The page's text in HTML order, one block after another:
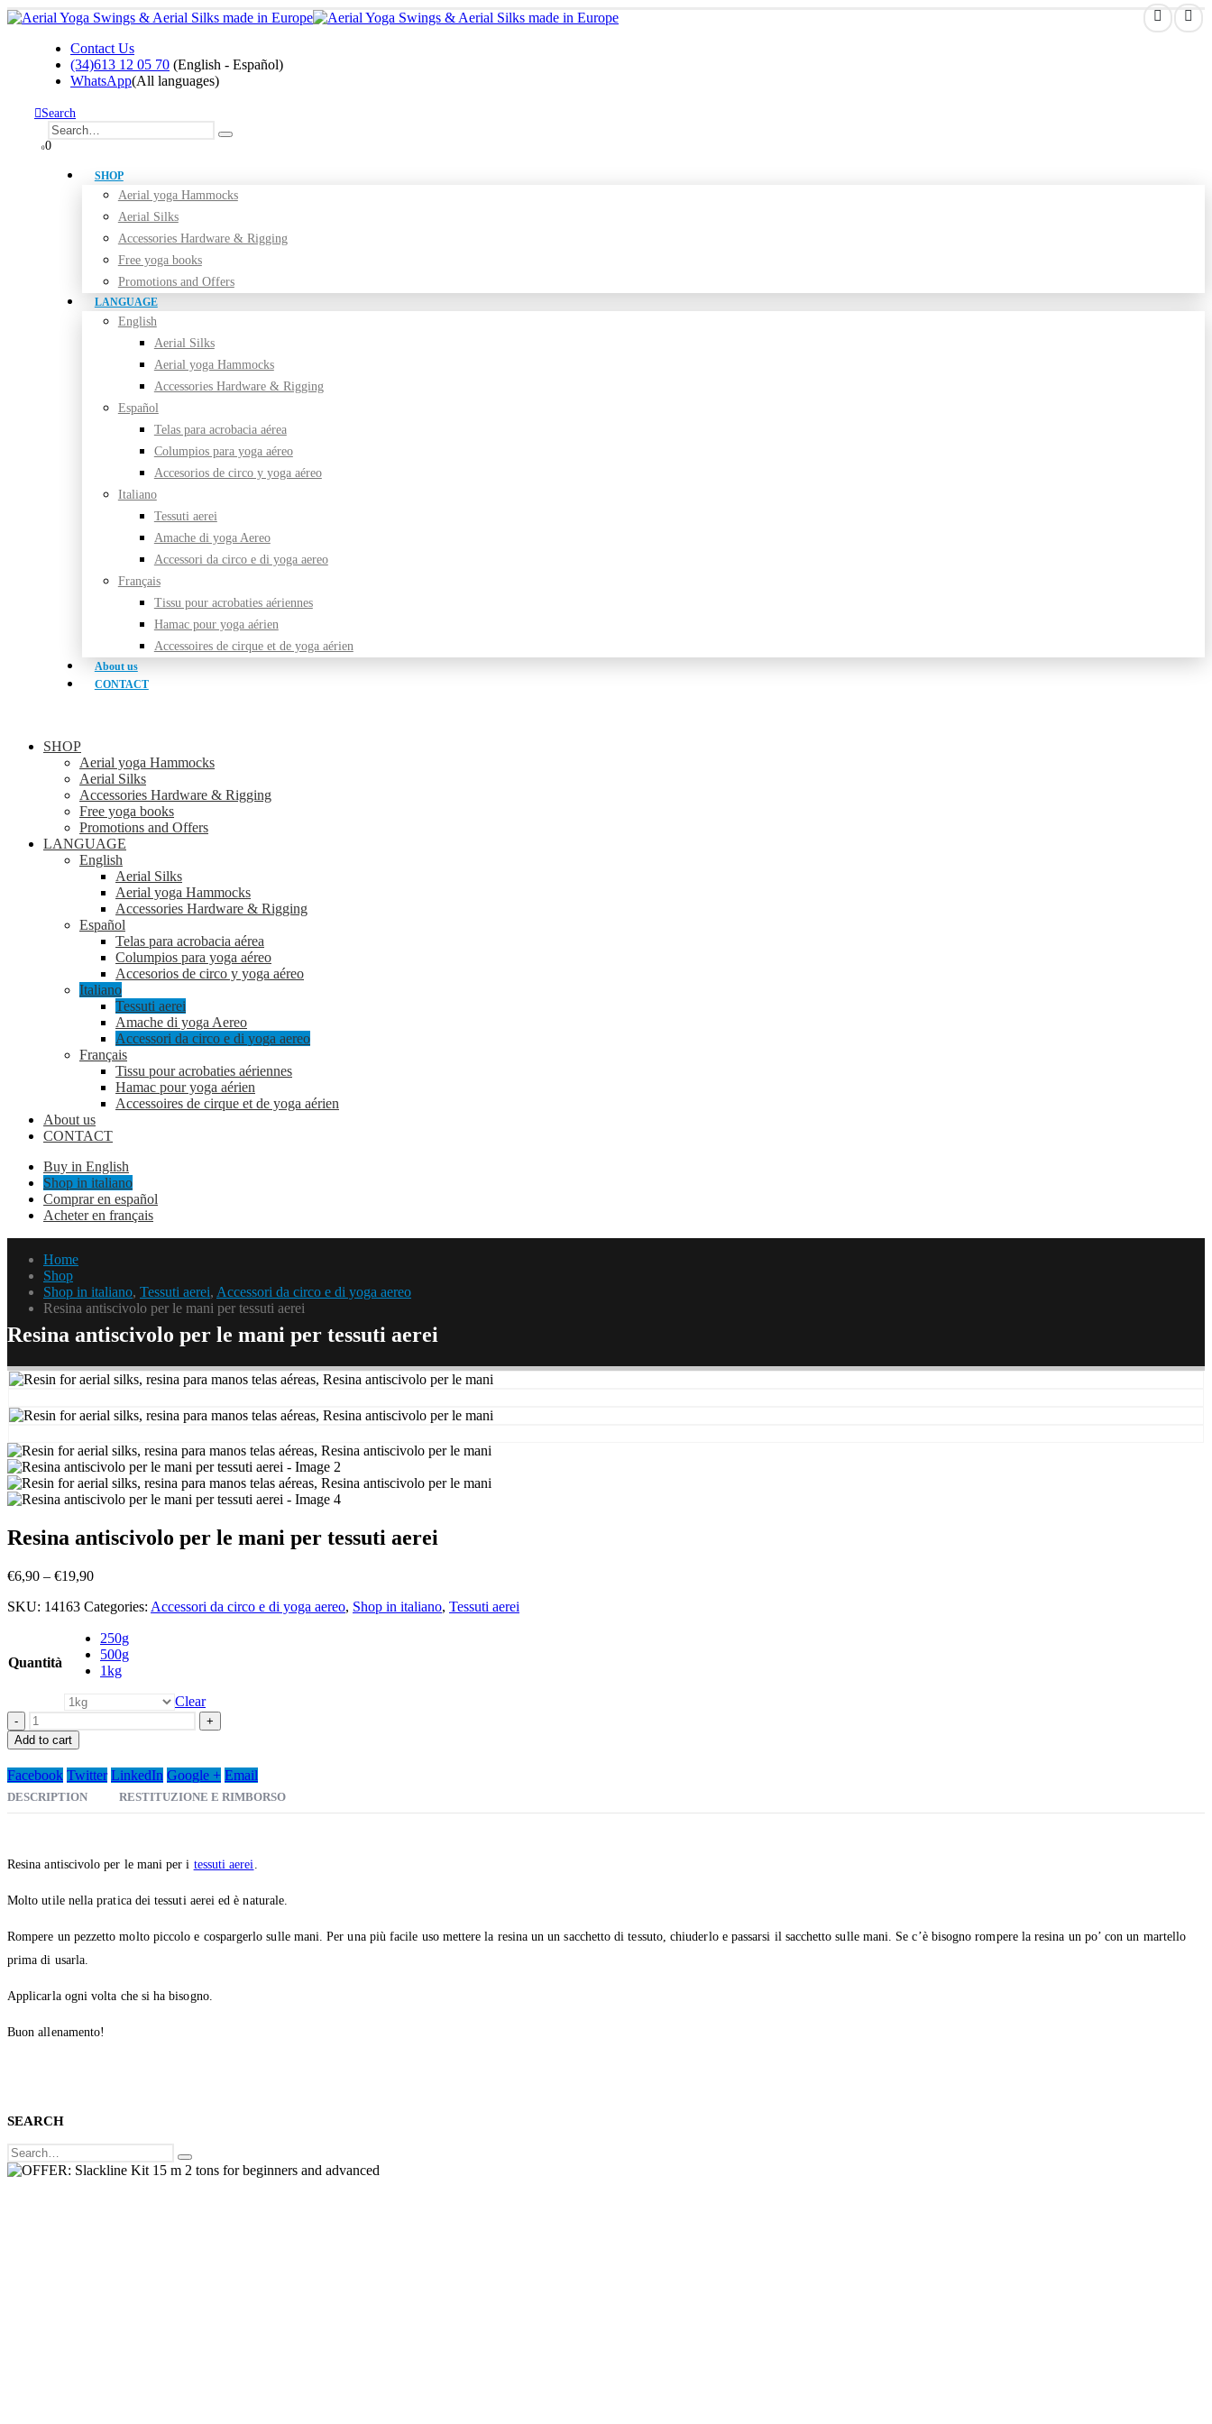
Contact Us
(34)613 12 05 70 (English - Español)
WhatsApp(All languages)
Search
00
SHOP
Aerial yoga Hammocks
Aerial Silks
Accessories Hardware & Rigging
Free yoga books
Promotions and Offers
LANGUAGE
English
Aerial Silks
Aerial yoga Hammocks
Accessories Hardware & Rigging
Español
Telas para acrobacia aérea
Columpios para yoga aéreo
Accesorios de circo y yoga aéreo
Italiano
Tessuti aerei
Amache di yoga Aereo
Accessori da circo e di yoga aereo
Français
Tissu pour acrobaties aériennes
Hamac pour yoga aérien
Accessoires de cirque et de yoga aérien
About us
CONTACT
SHOP
Aerial yoga Hammocks
Aerial Silks
Accessories Hardware & Rigging
Free yoga books
Promotions and Offers
LANGUAGE
English
Aerial Silks
Aerial yoga Hammocks
Accessories Hardware & Rigging
Español
Telas para acrobacia aérea
Columpios para yoga aéreo
Accesorios de circo y yoga aéreo
Italiano
Tessuti aerei
Amache di yoga Aereo
Accessori da circo e di yoga aereo
Français
Tissu pour acrobaties aériennes
Hamac pour yoga aérien
Accessoires de cirque et de yoga aérien
About us
CONTACT
Buy in English
Shop in italiano
Comprar en español
Acheter en français
Home
Shop
Shop in italiano, Tessuti aerei, Accessori da circo e di yoga aereo
Resina antiscivolo per le mani per tessuti aerei
Resina antiscivolo per le mani per tessuti aerei
Resina antiscivolo per le mani per tessuti aerei
€6,90 – €19,90Price
€6,90
€19,90
SKU: 14163 Categories: Accessori da circo e di yoga aereo, Shop in italiano, Tessuti aerei
Quantità
250g
500g
1kg
Clear
-
+
Add to cart
Facebook Twitter LinkedIn Google + Email
DESCRIPTION RESTITUZIONE E RIMBORSO
Resina antiscivolo per le mani per i tessuti aerei
Molto utile nella pratica dei tessuti aerei ed è naturale.
Rompere un pezzetto molto piccolo e cospargerlo sulle mani. Per una più facile uso mettere la resina un un sacchetto di tessuto, chiuderlo e passarsi il sacchetto sulle mani. Se c’è bisogno rompere la resina un po’ con un martello
prima di usarla.
Applicarla ogni volta che si ha bisogno.
Buon allenamento!
SEARCH